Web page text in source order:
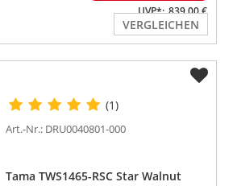
UVP*: 839,00 €
VERGLEICHEN
(1)
Art.-Nr.: DRU0040801-000
Tama TWS1465-RSC Star Walnut